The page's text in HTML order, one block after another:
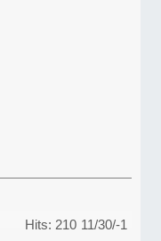
11/30/-1
Hits: 210